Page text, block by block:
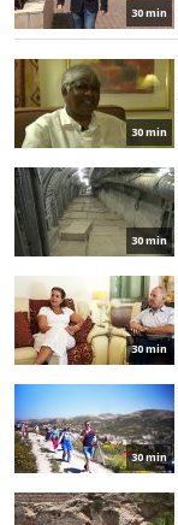
30 min
30 min
30 min
30 min
30 min